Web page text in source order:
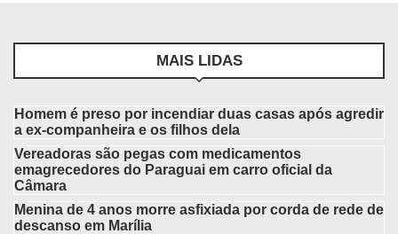
MAIS LIDAS
Homem é preso por incendiar duas casas após agredir
a ex-companheira e os filhos dela
Vereadoras são pegas com medicamentos
emagrecedores do Paraguai em carro oficial da
Câmara
Menina de 4 anos morre asfixiada por corda de rede de
descanso em Marília